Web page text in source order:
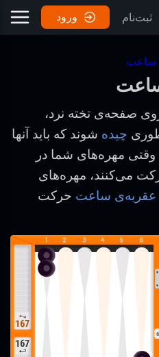
ثبت‌نام ورود
ساعت
صفحه‌ی تخته نرد،
چیده شوند که باید آنها
وقتی مهره‌های شما در
می‌کنند، مهره‌های
ساعت حرکت